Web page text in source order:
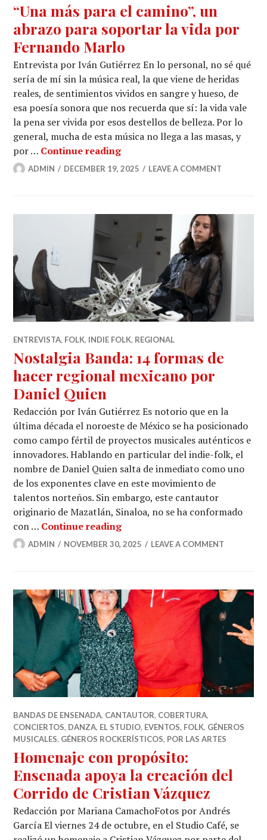
“Una más para el camino”, un
abrazo para soportar la vida por
Fernando Marlo
Entrevista por Iván Gutiérrez En lo personal, no sé qué
sería de mí sin la música real, la que viene de heridas
reales, de sentimientos vividos en sangre y hueso, de
esa poesía sonora que nos recuerda que sí: la vida vale
la pena ser vivida por esos destellos de belleza. Por lo
general, mucha de esta música no llega a las masas, y
por … Continue reading“Una más para el camino”, un
ADMIN DECEMBER 19, 2025 LEAVE A COMMENT
ENTREVISTA, FOLK, INDIE FOLK, REGIONAL
Nostalgia Banda: 14 formas de
hacer regional mexicano por
Daniel Quien
Redacción por Iván Gutiérrez Es notorio que en la
última década el noroeste de México se ha posicionado
como campo fértil de proyectos musicales auténticos e
innovadores. Hablando en particular del indie-folk, el
nombre de Daniel Quien salta de inmediato como uno
de los exponentes clave en este movimiento de
talentos norteños. Sin embargo, este cantautor
originario de Mazatlán, Sinaloa, no se ha conformado
con … Continue readingNostalgia Banda: 14 formas
ADMIN NOVEMBER 30, 2025 LEAVE A COMMENT
BANDAS DE ENSENADA, CANTAUTOR, COBERTURA,
CONCIERTOS, DANZA, EL STUDIO, EVENTOS, FOLK, GÉNEROS
MUSICALES, GÉNEROS ROCKERÍSTICOS, POR LAS ARTES
Homenaje con propósito:
Ensenada apoya la creación del
Corrido de Cristian Vázquez
Redacción por Mariana CamachoFotos por Andrés
García El viernes 24 de octubre, en el Studio Café, se